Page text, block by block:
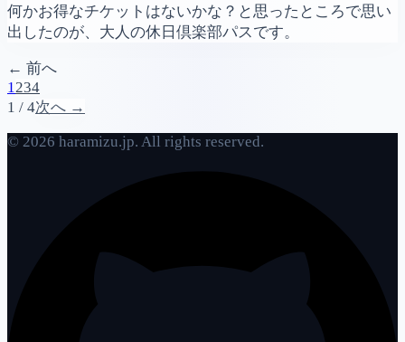
何かお得なチケットはないかな？と思ったところで思い
出したのが、大人の休日倶楽部パスです。
← 前へ
1 234
1 / 4次へ →
© 2026 haramizu.jp. All rights reserved.